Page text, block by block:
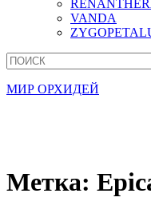
VANDA
Кнопка
Закрыть
Найти:
МИР ОРХИДЕЙ
Метка: